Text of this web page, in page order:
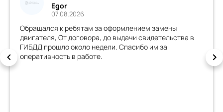
Дмитрий
02.08.2026
Хорошая организация, всё грамотно обьяснили,
всегда на связи, документы быстро сделали, машину с
внесенными изменениями зарегистрировали с
первого раза. Спасибо, всем рекомендую!!!!!